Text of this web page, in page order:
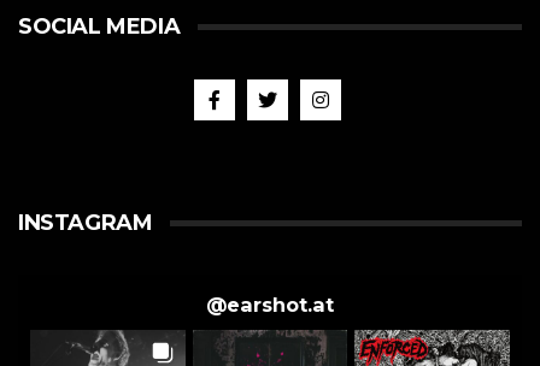
SOCIAL MEDIA
INSTAGRAM
@earshot.at